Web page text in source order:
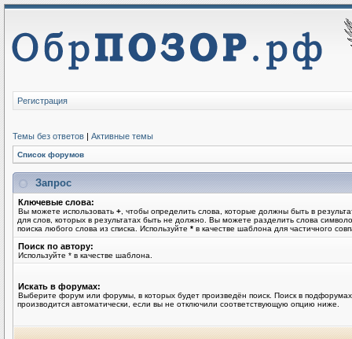
Регистрация
Темы без ответов | Активные темы
Список форумов
Запрос
Ключевые слова:
Вы можете использовать + , чтобы определить слова, которые должны быть в
для слов, которых в результатах быть не должно. Вы можете разделить слова
поиска любого слова из списка. Используйте * в качестве шаблона для частичного
Поиск по автору:
Используйте * в качестве шаблона.
Искать в форумах:
Выберите форум или форумы, в которых будет произведён поиск. Поиск в подфорумах
производится автоматически, если вы не отключили соответствующую опцию ниже.